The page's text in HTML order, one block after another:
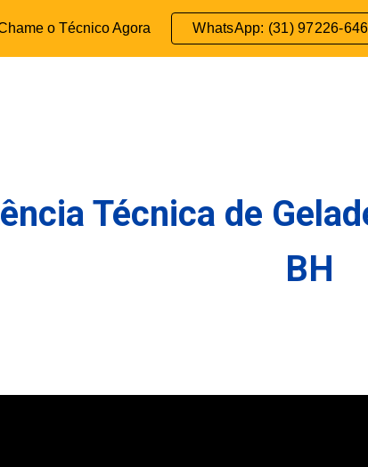
to main content Skip to
o Técnico Agora WhatsApp: (31) 97226-
Técnica de
BH